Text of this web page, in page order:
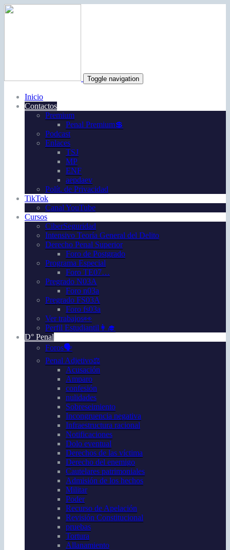
Toggle navigation
Inicio
Contactos
Premium
Penal Premium💲
Podcast
Enlaces
TSJ
MP
ENF
aepdaev
Polít. de Privacidad
TikTok
Canal YouTube
Cursos
CiberSeguridad
Intensivo Teoría General del Delito
Derecho Penal Superior
Foro de Postgrado
Programa Especial
Foro TE07…
Pregrado N03A
Foro n03a
Pregrado FS03A
Foro fs03a
Ver trabajos👀
Perfil Estudiantil👩‍🎓
D° Penal
Foros🗣️
Penal Adjetivo⚖️
Acusación
Amparo
confesión
nulidades
Sobreseimiento
Incongruencia negativa
Infraestructura racional
Notificaciones
Dolo eventual
Derechos de las víctima
Derecho del enemigo
Cautelares patrimoniales
Admisión de los hechos
Militar
Poder
Recurso de Apelación
Revisión Constitucional
pruebas
Tortura
Allanamiento